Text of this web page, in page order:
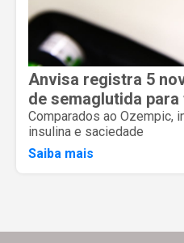
Anvisa registra 5
de semaglutida
Comparados ao Ozempic,
insulina e saciedade
Saiba mais